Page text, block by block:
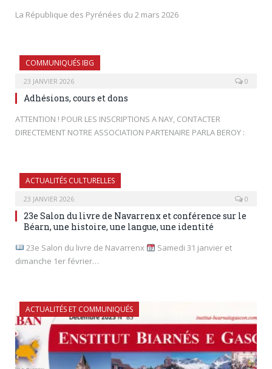
La République des Pyrénées du 2 mars 2026
COMMUNIQUÉS IBG
23 JANVIER 2026 0
Adhésions, cours et dons
ATTENTION ! POUR LES INSCRIPTIONS A NAY, CONTACTER
DIRECTEMENT NOTRE ASSOCIATION PARTENAIRE PARLA BEROY :
ACTUALITÉS CULTURELLES
23 JANVIER 2026 0
23e Salon du livre de Navarrenx et conférence sur le
Béarn, une histoire, une langue, une identité
23e Salon du livre de Navarrenx
Samedi 31 janvier et
dimanche 1er février…
ACTUALITÉS ET COMMUNIQUÉS